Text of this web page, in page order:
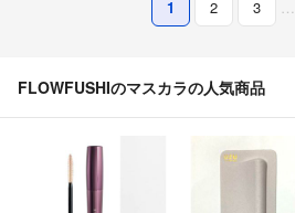
1 2 3 …
FLOWFUSHIのマスカラの人気商品